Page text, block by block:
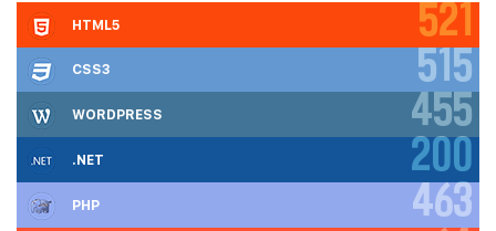
HTML5 521
CSS3 515
WORDPRESS 455
.NET 200
PHP 463